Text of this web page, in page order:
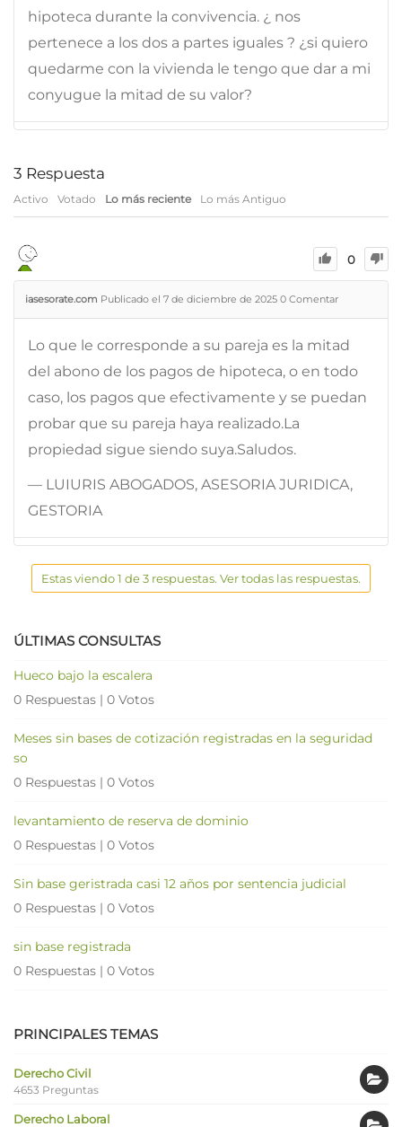
hipoteca durante la convivencia. ¿ nos
pertenece a los dos a partes iguales ? ¿si quiero
quedarme con la vivienda le tengo que dar a mi
conyugue la mitad de su valor?
3 Respuesta
Activo Votado Lo más reciente Lo más Antiguo
0
iasesorate.com Publicado el 7 de diciembre de 2025 0 Comentar
Lo que le corresponde a su pareja es la mitad
del abono de los pagos de hipoteca, o en todo
caso, los pagos que efectivamente y se puedan
probar que su pareja haya realizado.La
propiedad sigue siendo suya.Saludos.
— LUIURIS ABOGADOS, ASESORIA JURIDICA,
GESTORIA
Estas viendo 1 de 3 respuestas. Ver todas las respuestas.
ÚLTIMAS CONSULTAS
Hueco bajo la escalera
0 Respuestas | 0 Votos
Meses sin bases de cotización registradas en la seguridad
so
0 Respuestas | 0 Votos
levantamiento de reserva de dominio
0 Respuestas | 0 Votos
Sin base geristrada casi 12 años por sentencia judicial
0 Respuestas | 0 Votos
sin base registrada
0 Respuestas | 0 Votos
PRINCIPALES TEMAS
Derecho Civil
4653 Preguntas
Derecho Laboral